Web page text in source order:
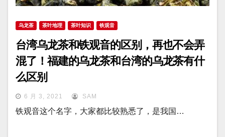
乌龙茶 茶叶地理 茶叶知识 铁观音
台湾乌龙茶和铁观音的区别，再也不会弄
混了！福建的乌龙茶和台湾的乌龙茶有什
么区别
6 月 3, 2021 SAM
铁观音这个名字，大家都比较熟悉了，是我国…